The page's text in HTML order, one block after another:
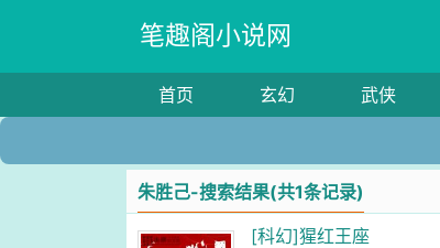
笔趣阁小说网
首页 玄幻 武侠
朱胜己-搜索结果(共1条记录)
[科幻]猩红王座